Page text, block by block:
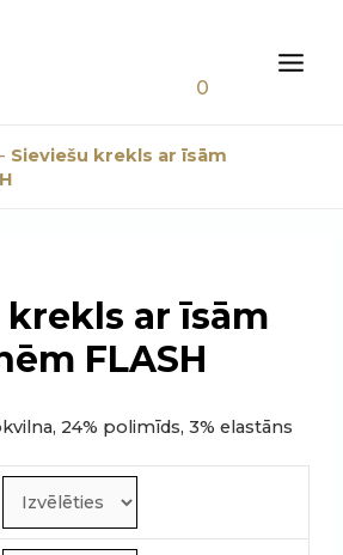
0
- Sieviešu krekls ar īsām
ar īsām
FLASH
24% polimīds, 3% elastāns